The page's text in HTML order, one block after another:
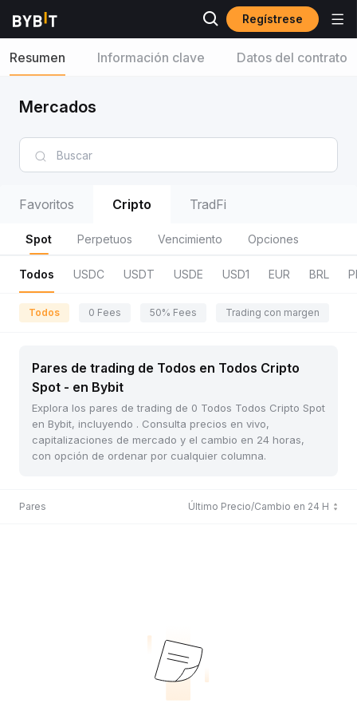
Regístrese
Resumen Información clave Datos del contrato
Mercados
Favoritos Cripto TradFi
Spot Perpetuos Vencimiento Opciones
Todos USDC USDT USDE USD1 EUR BRL
Todos 0 Fees 50% Fees Trading con margen
Pares de trading de Todos en Todos Cripto
Spot - en Bybit
Explora los pares de trading de 0 Todos Todos Cripto Spot
en Bybit, incluyendo . Consulta precios en vivo,
capitalizaciones de mercado y el cambio en 24 horas,
con opción de ordenar por cualquier columna.
Pares Último Precio/Cambio en 24 H